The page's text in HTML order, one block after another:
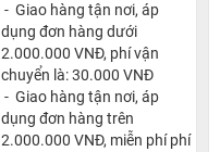
- Giao hàng tận nơi, áp
dụng đơn hàng dưới
2.000.000 VNĐ, phí vận
chuyển là: 30.000 VNĐ
- Giao hàng tận nơi, áp
dụng đơn hàng trên
2.000.000 VNĐ, miễn phí phí